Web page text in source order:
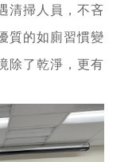
清掃人員，不吝
質的如廁習慣變
除了乾淨，更有